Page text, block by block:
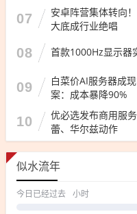
07
安卓阵营集体转向
大底成行业绝唱
08 首款1000Hz显示器
09
白菜价AI服务器成
案：成本暴降90%
10
优必选发布商用服
蕾、华尔兹动作
似水流年
今日已经过去 小时